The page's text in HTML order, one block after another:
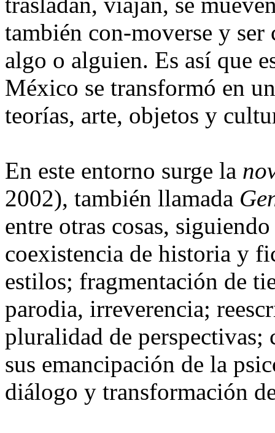
también con-moverse y
algo o alguien. Es así que
México se transformó en
teorías, arte, objetos y
En este entorno surge la
2002), también llamada
entre otras cosas,
coexistencia de historia y
estilos; fragmentación de
parodia, irreverencia;
pluralidad de
sus emancipación de la
diálogo y transformación